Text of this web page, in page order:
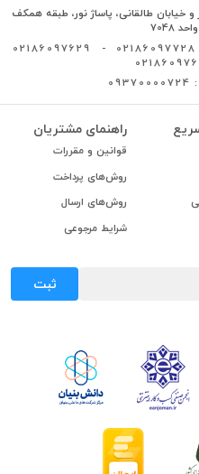
خیابان طالقانی، پاساژ نور، طبقه همکف
7048
02186097728
-
02186097629
09370000724
راهنمای مشتریان
قوانین و مقررات
روش‌های پرداخت
روش‌های ارسال
شرایط مرجوعی
ثبت